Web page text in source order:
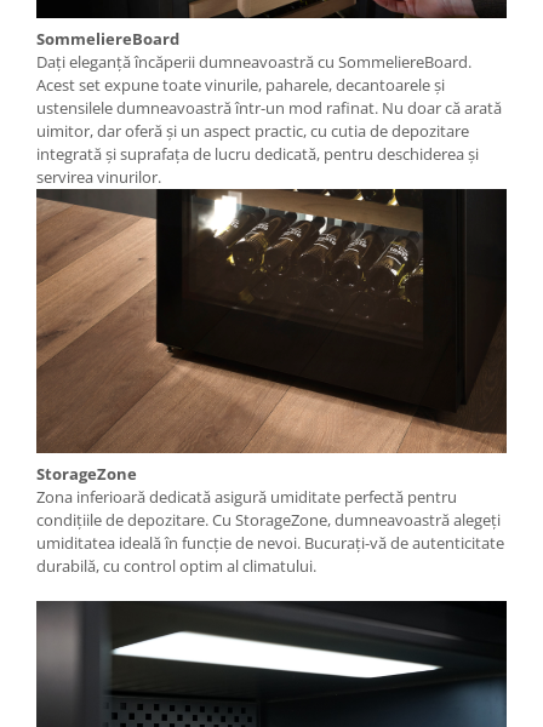
SommeliereBoard
Dați eleganță încăperii dumneavoastră cu SommeliereBoard.
Acest set expune toate vinurile, paharele, decantoarele și
ustensilele dumneavoastră într-un mod rafinat. Nu doar că arată
uimitor, dar oferă și un aspect practic, cu cutia de depozitare
integrată și suprafața de lucru dedicată, pentru deschiderea și
servirea vinurilor.
StorageZone
Zona inferioară dedicată asigură umiditate perfectă pentru
condițiile de depozitare. Cu StorageZone, dumneavoastră alegeți
umiditatea ideală în funcție de nevoi. Bucurați-vă de autenticitate
durabilă, cu control optim al climatului.